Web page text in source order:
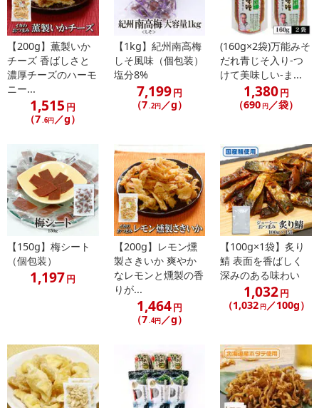
■その他共通および商品カテゴリー別注意事項（※必ずご確認くだ
さい）
こちらの情報は2026年07月09日 時点での情報となります。
【200g】薫製いか
チーズ 香ばしさと
濃厚チーズのハーモ
ニー...
1,515 円
（7.6円／g）
【1kg】紀州南高梅
しそ風味（個包装）
塩分8%
7,199円
（7.2円／g）
(160g×2袋)万能みそ
だれ青じそ入り-つ
けて美味しい-ま...
1,380円
（690 円／袋）
【150g】梅シート
（個包装）
1,197円
【200g】レモン燻
製さきいか 爽やか
なレモンと燻製の香
りが...
1,464円
（7.4円／g）
【100g×1袋】炙り
鯖 表面を香ばしく
深みのある味わい
1,032円
（1,032 円／100g）